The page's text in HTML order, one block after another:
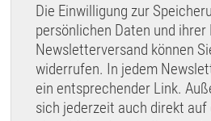
Die Einwilligung zur
persönlichen Daten und
Newsletterversand können
widerrufen. In jedem
ein entsprechender Link.
sich jederzeit auch direkt auf